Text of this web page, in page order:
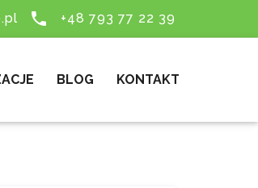
 +48 793 77 22 39
BLOG KONTAKT